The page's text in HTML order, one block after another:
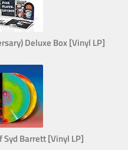
Deluxe Box [Vinyl LP]
Syd Barrett [Vinyl LP]